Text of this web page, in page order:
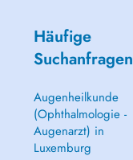
Häufige
Suchanfragen
Augenheilkunde
(Ophthalmologie -
Augenarzt) in
Luxemburg